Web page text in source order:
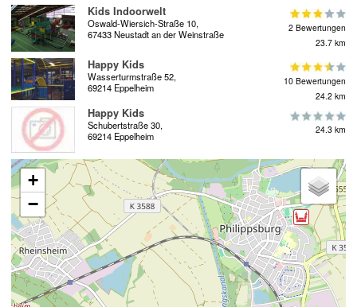
Kids Indoorwelt
Oswald-Wiersich-Straße 10,
67433 Neustadt an der Weinstraße
2 Bewertungen
23.7 km
Happy Kids
Wasserturmstraße 52,
69214 Eppelheim
10 Bewertungen
24.2 km
Happy Kids
Schubertstraße 30,
69214 Eppelheim
24.3 km
+
−